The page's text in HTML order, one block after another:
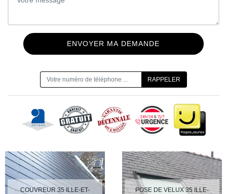
COUVREUR 35 ILLE-ET-
POSE DE VELUX 35 ILLE-